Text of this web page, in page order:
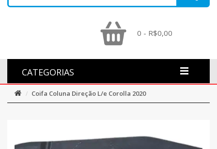
0 - R$0,00
CATEGORIAS
Coifa Coluna Direção L/e Corolla 2020